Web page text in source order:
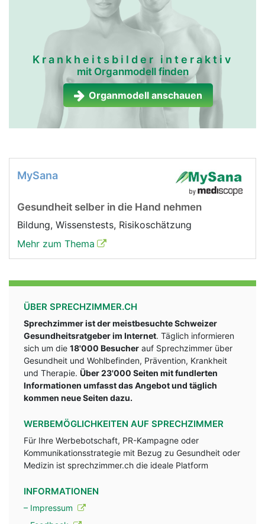
Krankheitsbilder interaktiv
mit Organmodell finden
Organmodell anschauen
MySana
Gesundheit selber in die Hand nehmen
Bildung, Wissenstests, Risikoschätzung
Mehr zum Thema
ÜBER SPRECHZIMMER.CH
Sprechzimmer ist der meistbesuchte Schweizer
Gesundheitsratgeber im Internet. Täglich informieren
sich um die 18'000 Besucher auf Sprechzimmer über
Gesundheit und Wohlbefinden, Prävention, Krankheit
und Therapie. Über 23'000 Seiten mit fundlerten
Informationen umfasst das Angebot und täglich
kommen neue Seiten dazu.
WERBEMÖGLICHKEITEN AUF SPRECHZIMMER
Für Ihre Werbebotschaft, PR-Kampagne oder
Kommunikationsstrategie mit Bezug zu Gesundheit oder
Medizin ist sprechzimmer.ch die ideale Platform
INFORMATIONEN
– Impressum